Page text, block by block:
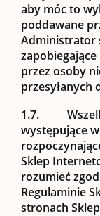
aby móc to
poddawane
Administrator
przez osoby
przesyłanych
1.7.
występujące
Sklep
rozumieć
Regulaminie
stronach